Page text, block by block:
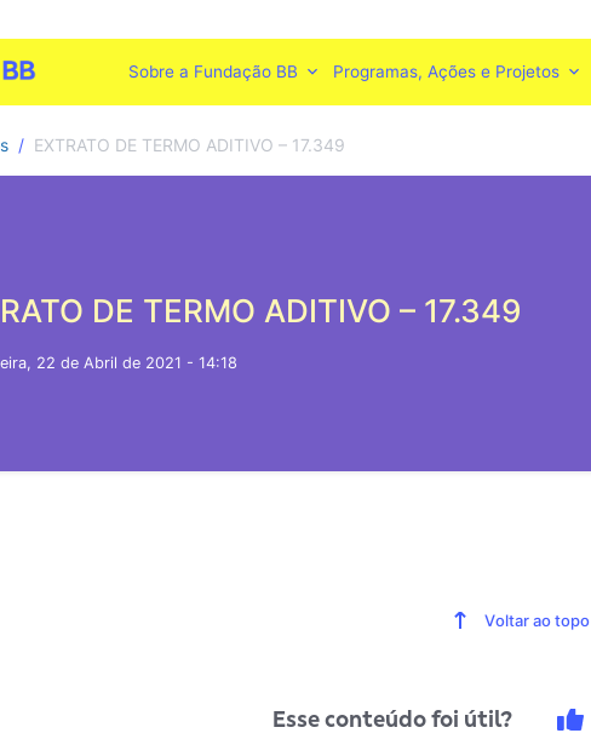
Sobre a Fundação BB Programas, Ações e Projetos
EXTRATO DE TERMO ADITIVO – 17.349
DE TERMO ADITIVO – 17.349
22 de Abril de 2021 - 14:18
Voltar ao topo
Esse conteúdo foi útil?